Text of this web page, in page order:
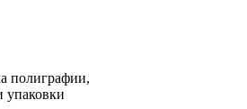
полиграфии,
упаковки